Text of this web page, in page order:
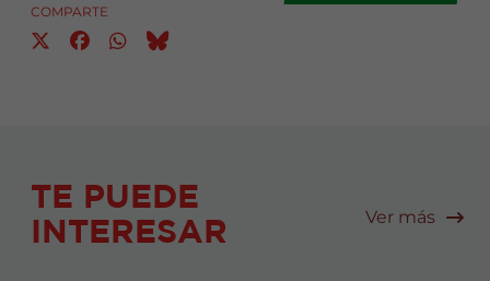
COMPARTE
TE PUEDE
INTERESAR
Ver más